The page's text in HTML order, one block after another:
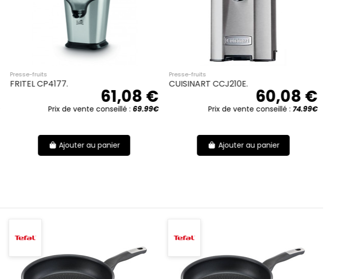
Presse-fruits
Moulinex PC603D presse-agrume
électrique 100 W Argent.
47,08 €
Ajouter au panier
Presse-fruits
PRINCESS 201004.
15,00 €
Prix de vente conseillé :23.99€
Ajouter au panier